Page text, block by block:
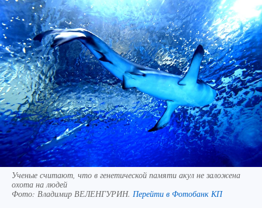
Ученые считают, что в генетической памяти акул не заложена
охота на людей
Фото: Владимир ВЕЛЕНГУРИН. Перейти в Фотобанк КП